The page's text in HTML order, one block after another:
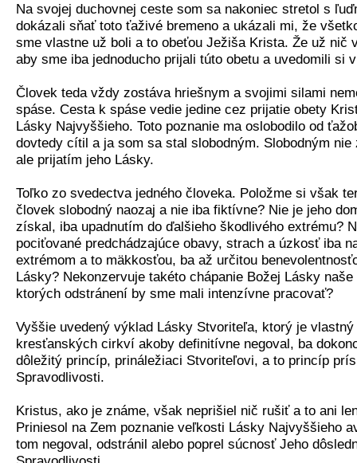
Na svojej duchovnej ceste som sa nakoniec stretol s
dokázali sňať toto ťaživé bremeno a ukázali mi, že
sme vlastne už boli a to obeťou Ježiša Krista. Že už nič
aby sme iba jednoducho prijali túto obetu a uvedomili si
Človek teda vždy zostáva hriešnym a svojimi silami
spáse. Cesta k spáse vedie jedine cez prijatie obety
Lásky Najvyššieho. Toto poznanie ma oslobodilo od
dovtedy cítil a ja som sa stal slobodným. Slobodným
ale prijatím jeho Lásky.
Toľko zo svedectva jedného človeka. Položme si však
človek slobodný naozaj a nie iba fiktívne? Nie je jeho
získal, iba upadnutím do ďalšieho škodlivého extrému?
pociťované predchádzajúce obavy, strach a úzkosť iba
extrémom a to mäkkosťou, ba až určitou
Lásky? Nekonzervuje takéto chápanie Božej Lásky
ktorých odstránení by sme mali intenzívne pracovať?
Vyššie uvedený výklad Lásky Stvoriteľa, ktorý je
kresťanských cirkví akoby definitívne negoval, ba
dôležitý princíp, prináležiaci Stvoriteľovi, a to princíp
Spravodlivosti.
Kristus, ako je známe, však neprišiel nič rušiť a to ani
Priniesol na Zem poznanie veľkosti Lásky Najvyššieho
tom negoval, odstránil alebo poprel súcnosť Jeho